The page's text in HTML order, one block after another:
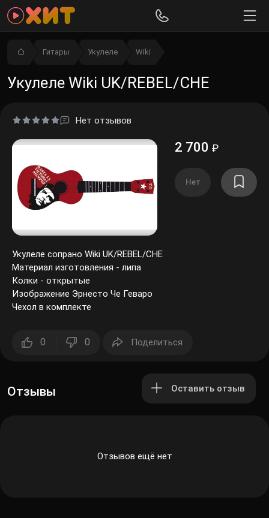
Гитары Укулеле Wiki
Укулеле Wiki UK/REBEL/CHE
Нет отзывов
2 700 ₽
Нет
Укулеле сопрано Wiki UK/REBEL/CHE
Материал изготовления - липа
Колки - открытые
Изображение Эрнесто Че Геваро
Чехол в комплекте
0 0 Поделиться
Отзывы Оставить отзыв
Отзывов ещё нет